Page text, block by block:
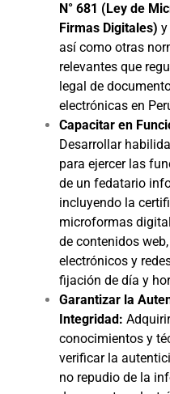
N° 681 (Ley de
Firmas Digitales) y
así como otras
relevantes que
legal de
electrónicas en
Capacitar en
Desarrollar
para ejercer las
de un fedatario
incluyendo la
microformas
de contenidos
electrónicos y
fijación de día y
Garantizar la
Integridad:
conocimientos y
verificar la
no repudio de la